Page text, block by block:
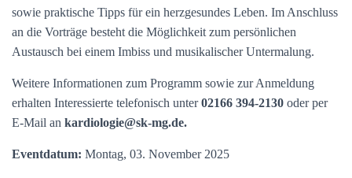
sowie praktische Tipps für ein herzgesundes Leben. Im Anschluss
an die Vorträge besteht die Möglichkeit zum persönlichen
Austausch bei einem Imbiss und musikalischer Untermalung.
Weitere Informationen zum Programm sowie zur Anmeldung
erhalten Interessierte telefonisch unter02166 394-2130 oder per
E-Mail an kardiologie@sk-mg.de.
Eventdatum: Montag, 03. November 2025